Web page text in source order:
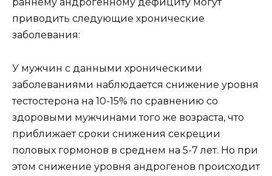
раннему андрогенному дефициту могут
приводить следующие хронические
заболевания:
У мужчин с данными хроническими
заболеваниями наблюдается снижение уровня
тестостерона на 10-15% по сравнению со
здоровыми мужчинами того же возраста, что
приближает сроки снижения секреции
половых гормонов в среднем на 5-7 лет. Но при
этом снижение уровня андрогенов происходит